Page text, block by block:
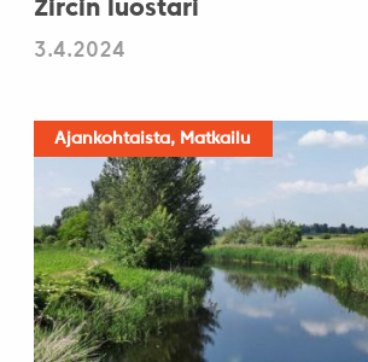
Zircin luostari
3.4.2024
Ajankohtaista, Matkailu